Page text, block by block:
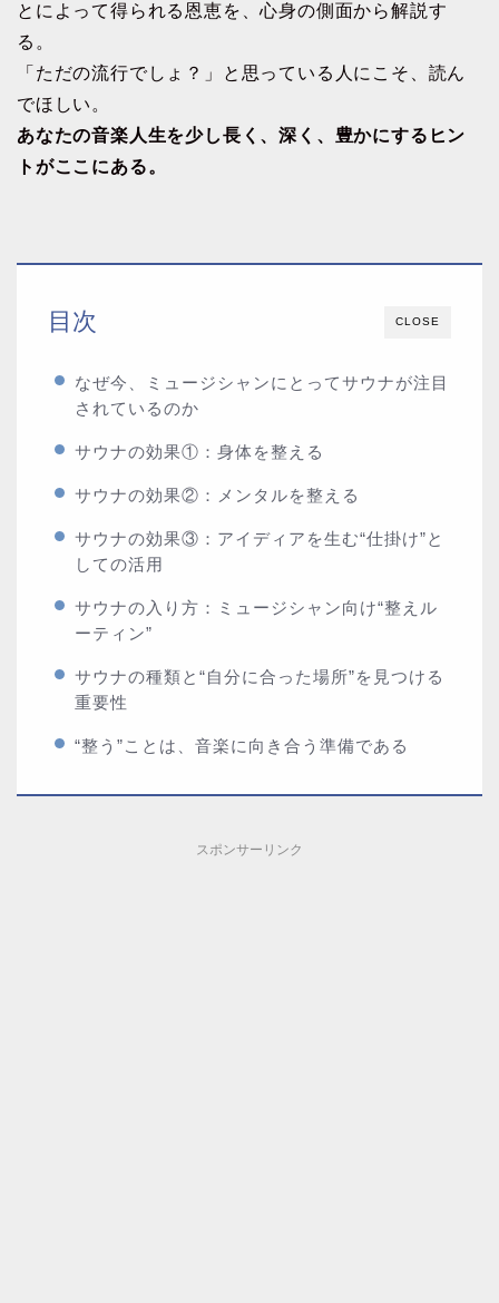
とによって得られる恩恵を、心身の側面から解説す
る。
「ただの流行でしょ？」と思っている人にこそ、読ん
でほしい。
あなたの音楽人生を少し長く、深く、豊かにするヒン
トがここにある。
CLOSE
目次
なぜ今、ミュージシャンにとってサウナが注目
されているのか
サウナの効果①：身体を整える
サウナの効果②：メンタルを整える
サウナの効果③：アイディアを生む“仕掛け”と
しての活用
サウナの入り方：ミュージシャン向け“整えル
ーティン”
サウナの種類と“自分に合った場所”を見つける
重要性
“整う”ことは、音楽に向き合う準備である
スポンサーリンク